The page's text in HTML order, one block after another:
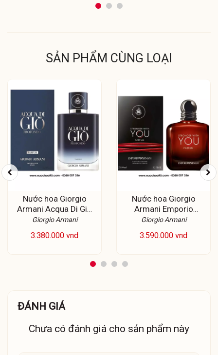
SẢN PHẨM CÙNG LOẠI
Nước hoa Giorgio
Armani Acqua Di Gio
Profondo Parfum
Giorgio Armani
3.380.000 vnd
Nước hoa Giorgio
Armani Emporio
Armani Stronger With
Giorgio Armani
3.590.000 vnd
ĐÁNH GIÁ
Chưa có đánh giá cho sản phẩm này